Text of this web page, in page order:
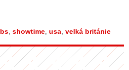
showtime usa velká británie